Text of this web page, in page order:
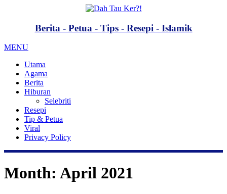
Berita - Petua - Tips - Resepi - Islamik
MENU
Utama
Agama
Berita
Hiburan
Selebriti
Resepi
Tip & Petua
Viral
Privacy Policy
Month: April 2021